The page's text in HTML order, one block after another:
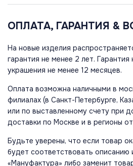
ОПЛАТА, ГАРАНТИЯ &
На новые изделия
гарантия не менее 2 лет.
украшения не менее 12 месяцев.
Оплата возможна наличными в
филиалах (в Санкт-Петербурге,
или по выставленному счету при
доставки по Москве и в регионы
Будьте уверены, что если товар
будет соответствовать описанию
«Мануфактура» либо заменит